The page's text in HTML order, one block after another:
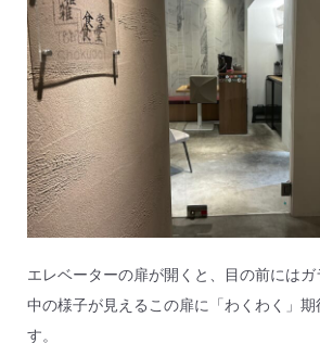
エレベーターの扉が開くと、目の前にはガ
中の様子が見えるこの扉に「わくわく」期
す。